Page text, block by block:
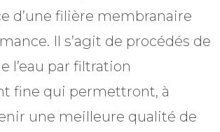
d’une filière membranaire
Il s’agit de procédés de
l’eau par filtration
fine qui permettront, à
une meilleure qualité de